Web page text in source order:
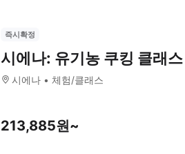
즉시확정
시에나: 유기농 쿠킹 클래
시에나 체험/클래스
213,885원~